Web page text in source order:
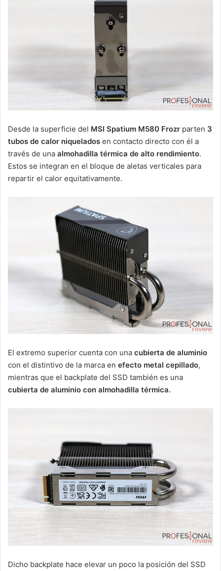
Desde la superficie del MSI Spatium M580 Frozr parten 3
tubos de calor niquelados en contacto directo con él a
través de una almohadilla térmica de alto rendimiento.
Estos se integran en el bloque de aletas verticales para
repartir el calor equitativamente.
El extremo superior cuenta con una cubierta de aluminio
con el distintivo de la marca en efecto metal cepillado,
mientras que el backplate del SSD también es una
cubierta de aluminio con almohadilla térmica.
Dicho backplate hace elevar un poco la posición del SSD